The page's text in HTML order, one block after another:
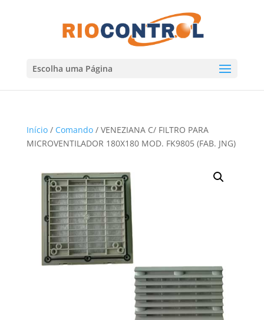
Escolha uma Página
Início/ Comando/ VENEZIANA C/ FILTRO PARA
MICROVENTILADOR 180X180 MOD. FK9805 (FAB. JNG)